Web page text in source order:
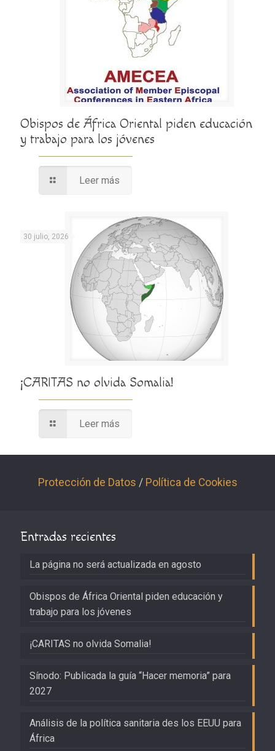
Obispos de África Oriental piden educación
y trabajo para los jóvenes
Leer más
30 julio, 2026
¡CARITAS no olvida Somalia!
Leer más
Protección de Datos / Política de Cookies
Entradas recientes
La página no será actualizada en agosto
Obispos de África Oriental piden educación y
trabajo para los jóvenes
¡CARITAS no olvida Somalia!
Sínodo: Publicada la guía “Hacer memoria” para
2027
Análisis de la política sanitaria des los EEUU para
África